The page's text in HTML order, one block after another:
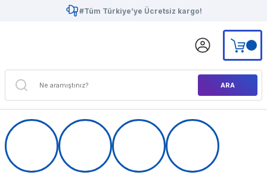
#Tüm Türkiye’ye Ücretsiz kargo!
ARA